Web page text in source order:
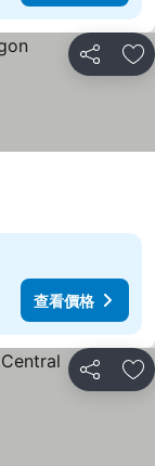
分享 加
查看價格
分享 加